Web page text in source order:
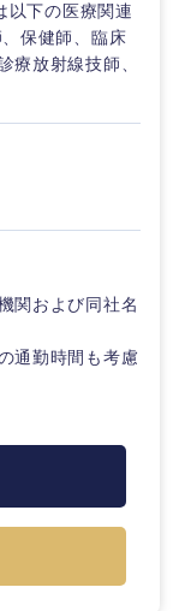
以下の医療関連
保健師、臨床
療放射線技師、
関および同社名
通勤時間も考慮